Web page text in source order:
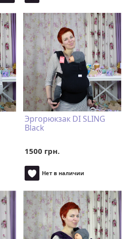
Эргорюкзак DI SLING
Black
1500 грн.
Нет в наличии